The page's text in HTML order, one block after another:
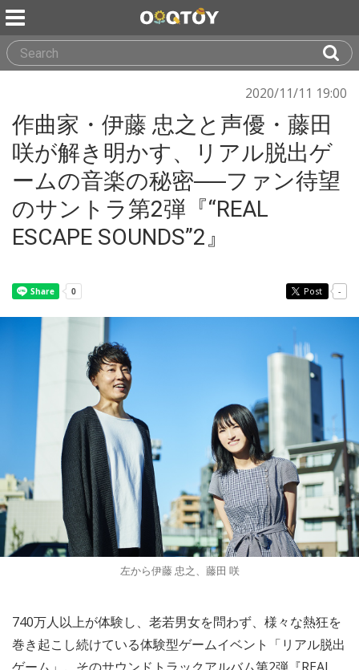
2020/11/11 19:00
作曲家・伊藤 忠之と声優・藤田
咲が解き明かす、リアル脱出ゲ
ームの音楽の秘密──ファン待望
のサントラ第2弾『“REAL
ESCAPE SOUNDS”2』
Post -
左から伊藤 忠之、藤田 咲
740万人以上が体験し、老若男女を問わず、様々な熱狂を
巻き起こし続けている体験型ゲームイベント「リアル脱出